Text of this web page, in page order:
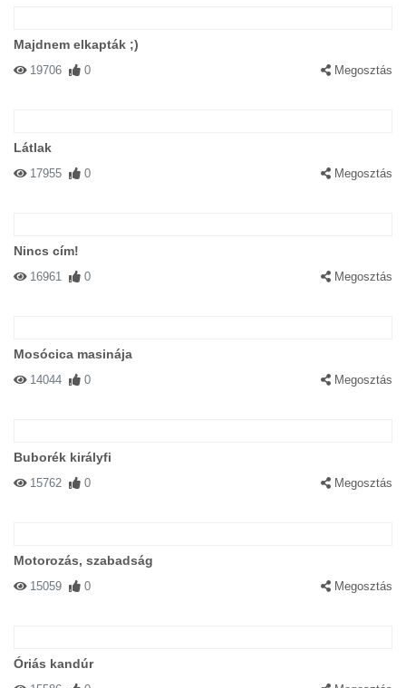
Majdnem elkapták ;)
19706 0 Megosztás
Látlak
17955 0 Megosztás
Nincs cím!
16961 0 Megosztás
Mosócica masinája
14044 0 Megosztás
Buborék királyfi
15762 0 Megosztás
Motorozás, szabadság
15059 0 Megosztás
Óriás kandúr